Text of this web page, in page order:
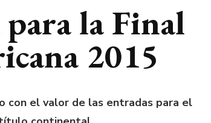
la Final
2015
con el valor de las entradas para el